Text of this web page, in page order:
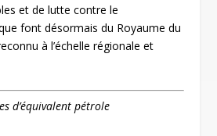
et de lutte contre le
font désormais du Royaume du
à l’échelle régionale et
d’équivalent pétrole